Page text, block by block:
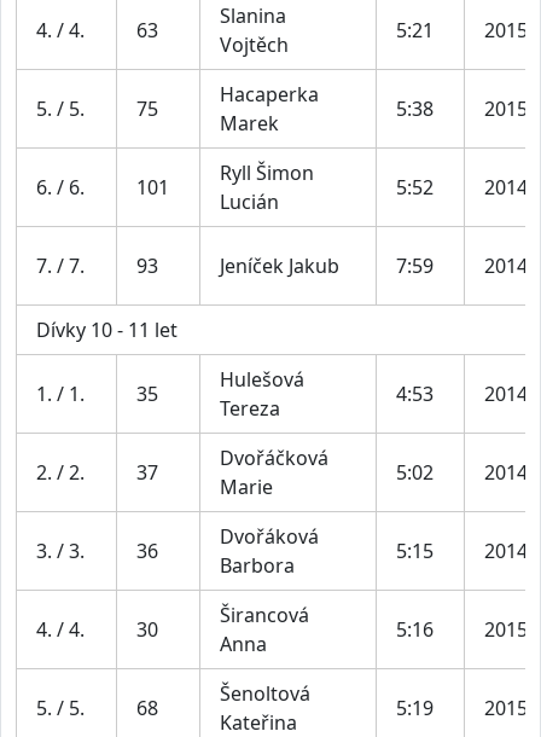
4. / 4. 63
Slanina
Vojtěch
5:21 2015
5. / 5. 75
Hacaperka
Marek
5:38 2015
6. / 6. 101
Ryll Šimon
Lucián
5:52 2014
7. / 7. 93 Jeníček Jakub 7:59 2014
Dívky 10 - 11 let
1. / 1. 35
Hulešová
Tereza
4:53 2014
2. / 2. 37
Dvořáčková
Marie
5:02 2014
3. / 3. 36
Dvořáková
Barbora
5:15 2014
4. / 4. 30
Širancová
Anna
5:16 2015
5. / 5. 68
Šenoltová
Kateřina
5:19 2015